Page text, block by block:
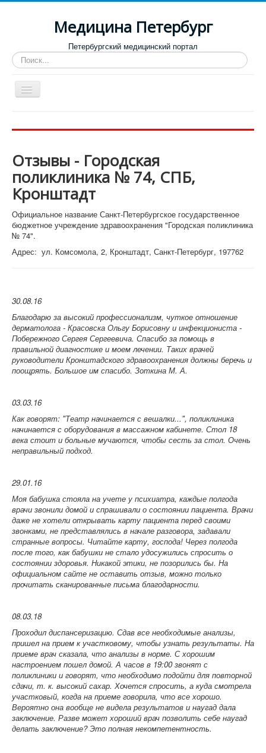
Медицина Петербург
Петербургский медицинский портал
Искать...
Toggle
Navigation
Роддома и женские консультации
Диспансеры
Лучшие клиники по направлениям
Отзывы о медицинских учреждениях
Отзывы - Городская
поликлиника № 74, СПБ,
Кронштадт
Официальное название Санкт-Петербургское государственное
бюджетное учреждение здравоохранения "Городская поликлиника
№ 74".
Адрес: ул. Комсомола, 2, Кронштадт, Санкт-Петербург, 197762
30.08.16
Благодарю за высокий профессионализм, чуткое отношение
дерматолога - Красовска Ольгу Борисовну и инфекциониста -
Побережного Сергея Сергеевича. Спасибо за помощь в
правильной диагностике и моем лечении. Таких врачей
руководители Кронштадского здравоохранения должны беречь и
поощрять. Большое им спасибо. Зоткина М. А.
03.03.16
Как говорят: "Театр начинается с вешалки...", поликлиника
начинается с оборудования в массажном кабинете. Стол 18
века стоит и больные мучаются, чтобы сесть за стол. Очень
неправильный подход.
29.01.16
Моя бабушка стояла на учете у психиатра, каждые полгода
врачи звонили домой и спрашивали о состоянии пациента. Врачи
даже не хотели открывать карту пациента перед своими
звонками, не представлялись в начале разговора, задавали
странные вопросы. Читайте карту, господа! Через полгода
после того, как бабушки не стало удосужились спросить о
состоянии здоровья. Никакой этики, не позорились бы. На
официальном сайте не оставить отзыв, можно только
прочитать сканированные письма благодарности.
08.03.18
Проходил диспансеризацию. Сдав все необходимые анализы,
пришел на прием к участковому, чтобы узнать результаты. На
приеме врач сказала, что анализы в норме. С хорошим
настроением пошел домой. А часов в 19:00 звонят с
поликлиники и говорят, что необходимо подойти для повторной
сдачи, т. к. высокий сахар. Хочется спросить, а куда смотрела
участковый, когда на приеме говорила, что все хорошо.
Вероятно она вообще не видела результатов и наугад дала
заключение. Разве может хороший врач позволить себе наугад
делать заключение? Это полная некомпетентность.